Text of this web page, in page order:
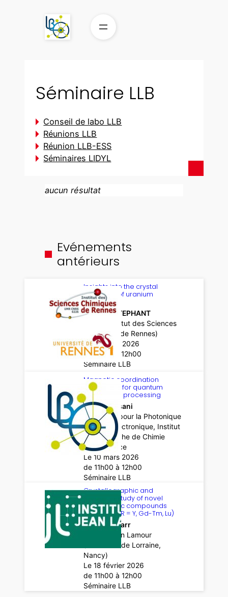
Séminaire LLB
Conseil de labo LLB
Réunions LLB
Réunion LLB-ESS
Séminaires LIDYL
aucun résultat
Evénements
antérieurs
Insights into the crystal
chemistry of uranium
sulphides
Thomas STEPHANT
ISCR – Institut des Sciences
Chimiques de Rennes)
Le 25 mars 2026
de 11h59 à 12h00
Séminaire LLB
Magnetic coordination
complexes for quantum
information processing
Idris Tlemsani
Matériaux pour la Photonique
et l’Optoélectronique, Institut
de Recherche de Chimie
Paris, France
Le 10 mars 2026
de 11h00 à 12h00
Séminaire LLB
Crystallographic and
magnetic study of novel
intermetallic compounds
R2MoSi2C (R = Y, Gd-Tm, Lu)
Ibrahima Sarr
Institut Jean Lamour
(Université de Lorraine,
Nancy)
Le 18 février 2026
de 11h00 à 12h00
Séminaire LLB